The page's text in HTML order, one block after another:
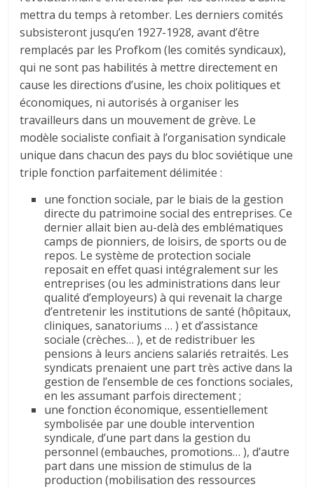
mettra du temps à retomber. Les derniers comités
subsisteront jusqu’en 1927-1928, avant d’être
remplacés par les Profkom (les comités syndicaux),
qui ne sont pas habilités à mettre directement en
cause les directions d’usine, les choix politiques et
économiques, ni autorisés à organiser les
travailleurs dans un mouvement de grève. Le
modèle socialiste confiait à l’organisation syndicale
unique dans chacun des pays du bloc soviétique une
triple fonction parfaitement délimitée :
une fonction sociale, par le biais de la gestion
directe du patrimoine social des entreprises. Ce
dernier allait bien au-delà des emblématiques
camps de pionniers, de loisirs, de sports ou de
repos. Le système de protection sociale
reposait en effet quasi intégralement sur les
entreprises (ou les administrations dans leur
qualité d’employeurs) à qui revenait la charge
d’entretenir les institutions de santé (hôpitaux,
cliniques, sanatoriums … ) et d’assistance
sociale (crèches… ), et de redistribuer les
pensions à leurs anciens salariés retraités. Les
syndicats prenaient une part très active dans la
gestion de l’ensemble de ces fonctions sociales,
en les assumant parfois directement ;
une fonction économique, essentiellement
symbolisée par une double intervention
syndicale, d’une part dans la gestion du
personnel (embauches, promotions… ), d’autre
part dans une mission de stimulus de la
production (mobilisation des ressources